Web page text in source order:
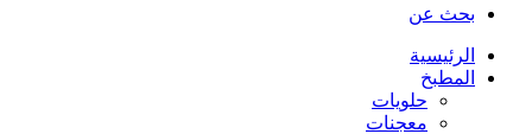
بحث عن
الرئيسية
المطبخ
حلويات
معجنات